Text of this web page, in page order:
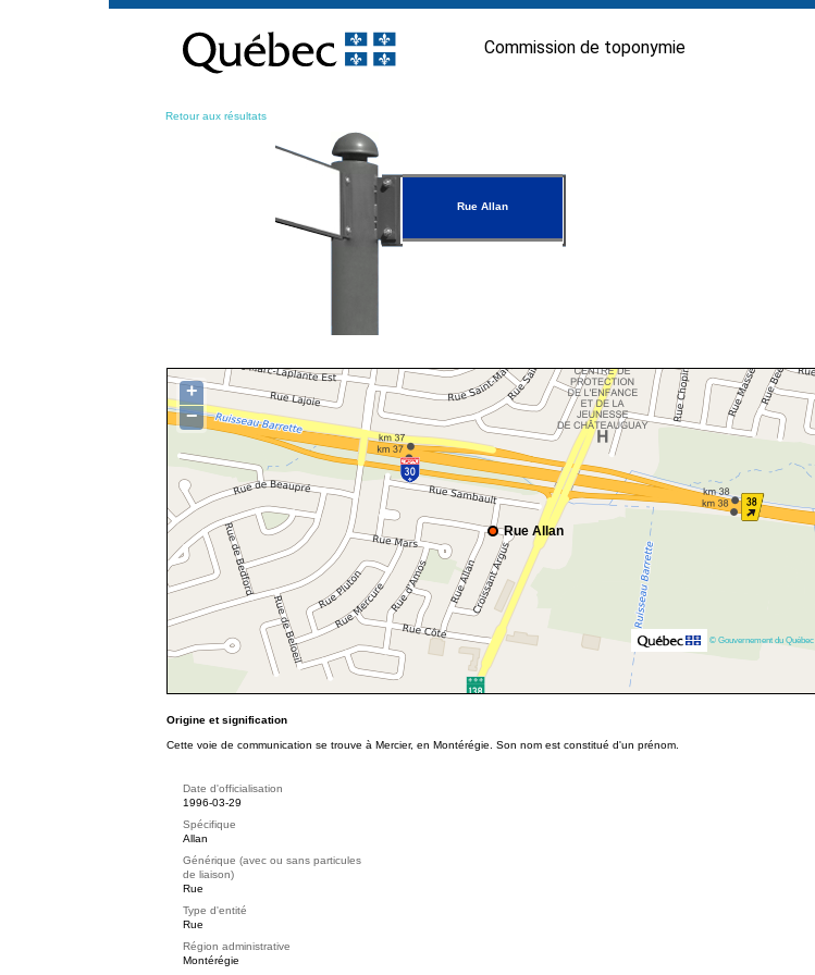
contenu
Commission de toponymie
Retour aux résultats
Rue Allan
Rue Allan
+
−
© Gouvernement du Québec
Origine et signification
Cette voie de communication se trouve à Mercier, en Montérégie. Son nom est constitué d'un prénom.
Date d'officialisation
1996-03-29
Spécifique
Allan
Générique (avec ou sans particules
de liaison)
Rue
Type d'entité
Rue
Région administrative
Montérégie